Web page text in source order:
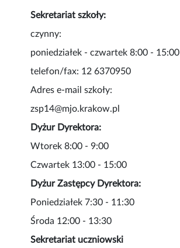
Sekretariat szkoły:
czynny:
poniedziałek - czwartek 8:00 - 15:00
telefon/fax: 12 6370950
Adres e-mail szkoły:
zsp14@mjo.krakow.pl
Dyżur Dyrektora:
Wtorek 8:00 - 9:00
Czwartek 13:00 - 15:00
Dyżur Zastępcy Dyrektora:
Poniedziałek 7:30 - 11:30
Środa 12:00 - 13:30
Sekretariat uczniowski